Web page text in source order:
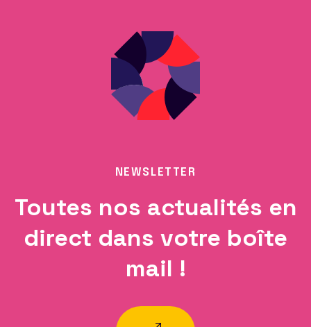
NEWSLETTER
Toutes nos actualités en
direct dans votre boîte
mail !